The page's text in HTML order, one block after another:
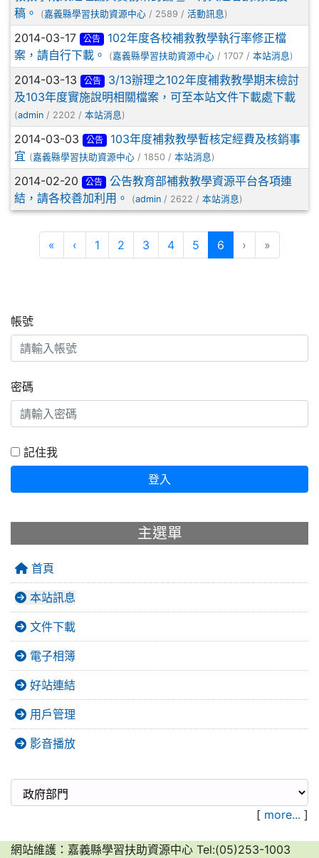
稿。
(嘉義縣學習扶助資源中心 / 2589 / 活動訊息 )
2014-03-17 公告
102年度各校補救教學執行率修正檔
案，請自行下載。
(嘉義縣學習扶助資源中心 / 1707 / 本站消息 )
2014-03-13 公告
3/13辦理之102年度補救教學期末檢討
及103年度實施說明相關檔案，可至本站文件下載處下載
(admin / 2202 / 本站消息 )
2014-03-03 公告
103年度補救教學暫核定經費及核銷事
宜 (嘉義縣學習扶助資源中心 / 1850 / 本站消息 )
2014-02-20 公告
公告教育部補救教學資源平台各項連
結，請各校善加利用。
(admin / 2622 / 本站消息 )
« 第一頁
‹ 上一頁
1 2 3 4 5 6 (目前頁次)
› »
帳號
密碼
記住我
登入
主選單
首頁
本站訊息
文件下載
電子相簿
好站連結
用戶管理
影音播放
[ more... ]
網站維護：嘉義縣學習扶助資源中心 Tel:(05)253-1003